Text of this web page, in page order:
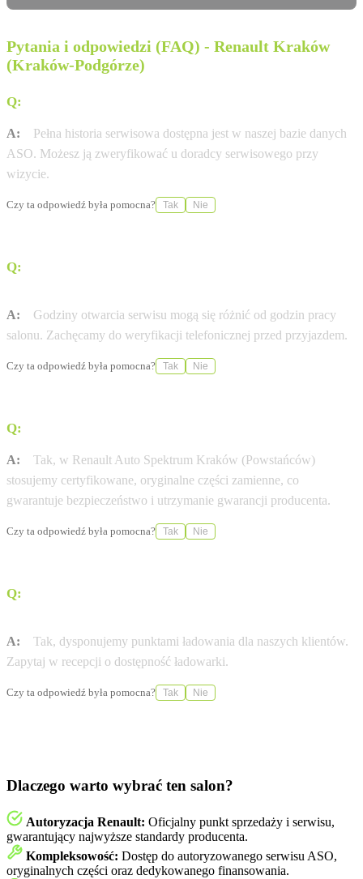
Pytania i odpowiedzi (FAQ) - Renault Kraków
(Kraków-Podgórze)
Q:
A:
Pełna historia serwisowa dostępna jest w naszej bazie danych
ASO. Możesz ją zweryfikować u doradcy serwisowego przy
wizycie.
Czy ta odpowiedź była pomocna? Tak Nie
Q:
A:
Godziny otwarcia serwisu mogą się różnić od godzin pracy
salonu. Zachęcamy do weryfikacji telefonicznej przed przyjazdem.
Czy ta odpowiedź była pomocna? Tak Nie
Q:
A:
Tak, w Renault Auto Spektrum Kraków (Powstańców)
stosujemy certyfikowane, oryginalne części zamienne, co
gwarantuje bezpieczeństwo i utrzymanie gwarancji producenta.
Czy ta odpowiedź była pomocna? Tak Nie
Q:
A:
Tak, dysponujemy punktami ładowania dla naszych klientów.
Zapytaj w recepcji o dostępność ładowarki.
Czy ta odpowiedź była pomocna? Tak Nie
Dlaczego warto wybrać ten salon?
Autoryzacja Renault: Oficjalny punkt sprzedaży i serwisu,
gwarantujący najwyższe standardy producenta.
Kompleksowość: Dostęp do autoryzowanego serwisu ASO,
oryginalnych części oraz dedykowanego finansowania.